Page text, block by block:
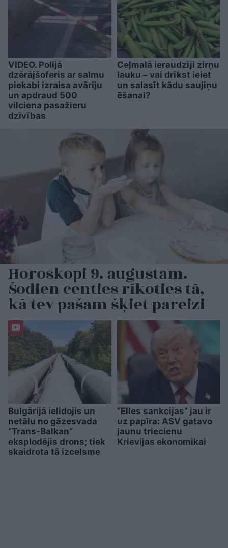
VIDEO. Polijā
dzērājšoferis ar salmu
piekabi izraisa avāriju
un apdraud 500
vilciena pasažieru
dzīvības
Ceļmalā ieraudzīji zirņu
lauku – vai drīkst ieiet
un salasīt kādu saujiņu
ēšanai?
Horoskopi 9. augustam.
Šodien centies rīkoties tā,
kā tev pašam šķiet pareizi
Bulgārijā ielidojis un
netālu no gāzesvada
“Trans-Balkan”
eksplodējis drons; tiek
skaidrota tā izcelsme
“Elles sankcijas” jau ir
uz papīra: ASV gatavo
jaunu triecienu
Krievijas ekonomikai